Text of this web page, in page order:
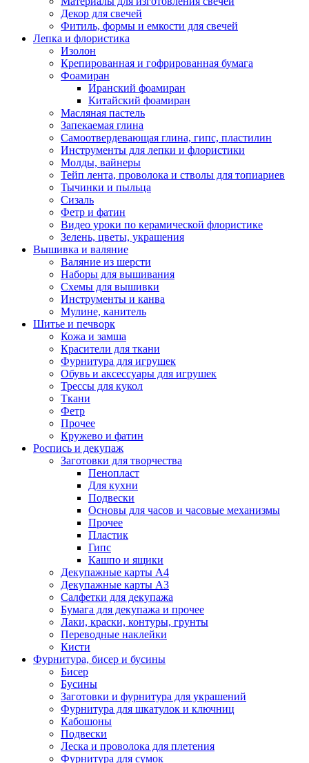
Декор для свечей
Фитиль, формы и емкости для свечей
Лепка и флористика
Изолон
Крепированная и гофрированная бумага
Фоамиран
Иранский фоамиран
Китайский фоамиран
Масляная пастель
Запекаемая глина
Самоотвердевающая глина, гипс, пластилин
Инструменты для лепки и флористики
Молды, вайнеры
Тейп лента, проволока и стволы для топиариев
Тычинки и пыльца
Сизаль
Фетр и фатин
Видео уроки по керамической флористике
Зелень, цветы, украшения
Вышивка и валяние
Валяние из шерсти
Наборы для вышивания
Схемы для вышивки
Инструменты и канва
Мулине, канитель
Шитье и печворк
Кожа и замша
Красители для ткани
Фурнитура для игрушек
Обувь и аксессуары для игрушек
Трессы для кукол
Ткани
Фетр
Прочее
Кружево и фатин
Роспись и декупаж
Заготовки для творчества
Пенопласт
Для кухни
Подвески
Основы для часов и часовые механизмы
Прочее
Пластик
Гипс
Кашпо и ящики
Декупажные карты А4
Декупажные карты А3
Салфетки для декупажа
Бумага для декупажа и прочее
Лаки, краски, контуры, грунты
Переводные наклейки
Кисти
Фурнитура, бисер и бусины
Бисер
Бусины
Заготовки и фурнитура для украшений
Фурнитура для шкатулок и ключниц
Кабошоны
Подвески
Леска и проволока для плетения
Фурнитура для сумок